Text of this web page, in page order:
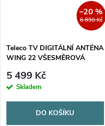
p
r
o
s
p
r
6 890 Kč
–20 %
Teleco TV DIGITÁLNÍ ANTÉNA
WING 22 VŠESMĚROVÁ
5 499 Kč
Skladem
DO KOŠÍKU